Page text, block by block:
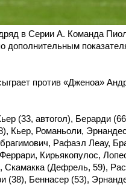
в Серии А. Команда
дополнительным
против «Дженоа»
(33, автогол), Берарди
Кьер, Романьоли,
Рафаэл Леау,
Кирьякопулос,
Скамакка (Дефрель, 59),
(38), Беннасер (53),